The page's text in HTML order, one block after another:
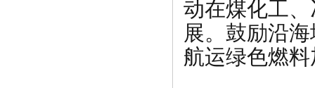
动在煤化工
展。鼓励沿
航运绿色燃